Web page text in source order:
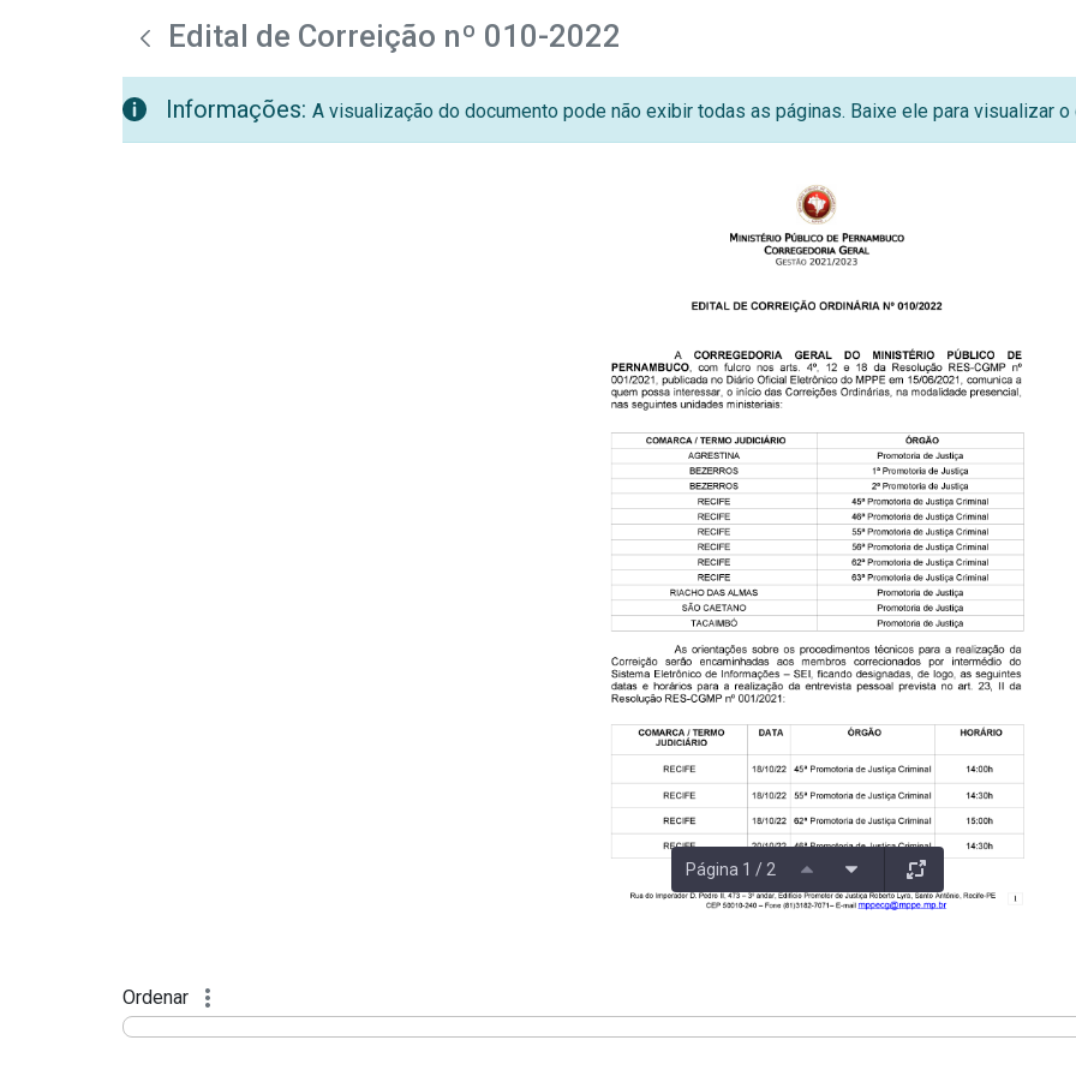
Pular para o Conteúdo principal
teste descricaoEdital de Correição nº 010-2022
Informações: A visualização do documento pode não exibir todas as páginas. Baixe ele para visualizar
Página 1 / 2
Ordenar